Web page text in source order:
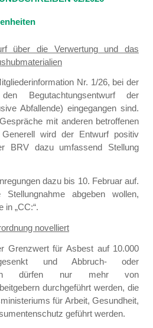
über die Verwertung und das
Nr. 1/26, bei der
Begutachtungsentwurf der
Abfallende) eingegangen sind.
mit anderen betroffenen
Generell wird der Entwurf positiv
BRV dazu umfassend Stellung
dazu bis 10. Februar auf.
abgeben wollen,
in „CC:“.
novelliert
Grenzwert für Asbest auf 10.000
und Abbruch- oder
dürfen nur mehr von
durchgeführt werden, die
für Arbeit, Gesundheit,
geführt werden.